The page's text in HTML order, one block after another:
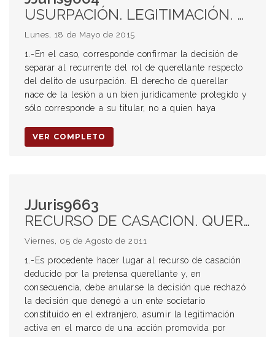
USURPACIÓN. LEGITIMACIÓN. QUERELLA. POSEEDOR. TITULAR REGISTRAL. LEGITIMACION.
Lunes, 18 de Mayo de 2015
1.-En el caso, corresponde confirmar la decisión de
separar al recurrente del rol de querellante respecto
del delito de usurpación. El derecho de querellar
nace de la lesión a un bien jurídicamente protegido y
sólo corresponde a su titular, no a quien haya
VER COMPLETO
JJuris9663
RECURSO DE CASACION. QUERELLA. QUERELLANTE. SOCIEDAD CONSTITUIDA EN EL EXTRANJERO. DEFRAUDACIONES. PROCESAL PENAL. MANDATO. PODER.
Viernes, 05 de Agosto de 2011
1.-Es procedente hacer lugar al recurso de casación
deducido por la pretensa querellante y, en
consecuencia, debe anularse la decisión que rechazó
la decisión que denegó a un ente societario
constituido en el extranjero, asumir la legitimación
activa en el marco de una acción promovida por